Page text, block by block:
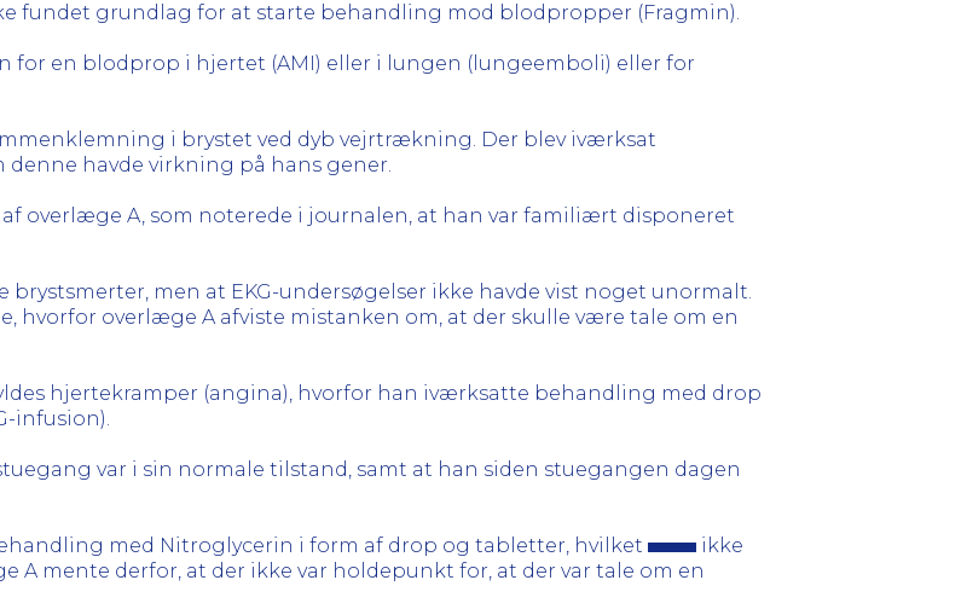
fundet grundlag for at starte behandling mod blodpropper (Fragmin).
for en blodprop i hjertet (AMI) eller i lungen (lungeemboli) eller for
i brystet ved dyb vejrtrækning. Der blev iværksat
havde virkning på hans gener.
overlæge A, som noterede i journalen, at han var familiært disponeret
brystsmerter, men at EKG-undersøgelser ikke havde vist noget unormalt.
hvorfor overlæge A afviste mistanken om, at der skulle være tale om en
hjertekramper (angina), hvorfor han iværksatte behandling med drop
infusion).
var i sin normale tilstand, samt at han siden stuegangen dagen
med Nitroglycerin i form af drop og tabletter, hvilket
ikke
A mente derfor, at der ikke var holdepunkt for, at der var tale om en